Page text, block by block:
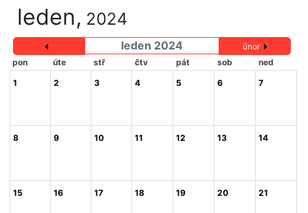
leden, 2024
leden 2024
únor
pon
úte stř čtv pát sob
ned
1
2 3 4 5 6 7
8 9 10 11 12 13 14
15 16 17 18 19 20 21